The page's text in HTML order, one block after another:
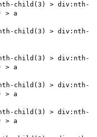
child(3) > div:nth-
> a
child(3) > div:nth-
child(3) > div:nth-
> a
child(3) > div:nth-
> a
child(3) > div:nth-
> a